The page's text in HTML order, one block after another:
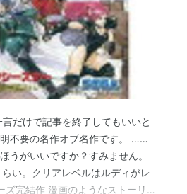
だけで記事を終了してもいいと
不要の名作オブ名作です。 ……
うがいいですか？すみません。
い。クリアレベルはルディがレ
完結作 漫画のようなストーリ